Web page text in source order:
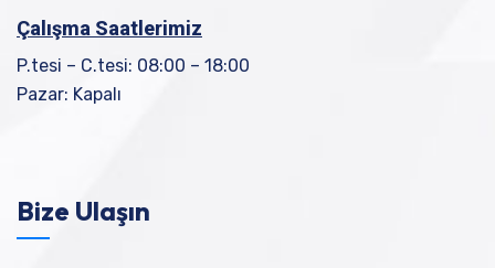
Çalışma Saatlerimiz
P.tesi – C.tesi: 08:00 – 18:00
Pazar: Kapalı
Bize Ulaşın